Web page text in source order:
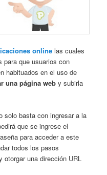
online las cuales
para que usuarios con
habituados en el uso de
una página web y subirla
solo basta con ingresar a la
que se ingrese el
para acceder a este
todos los pasos
otorgar una dirección URL